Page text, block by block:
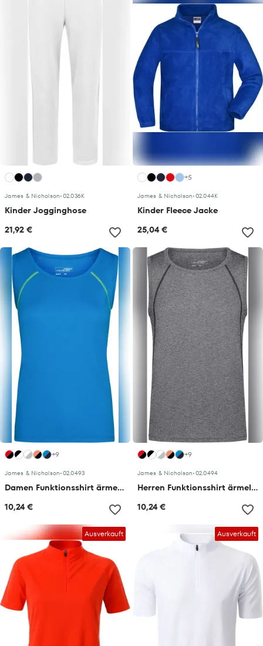
James & Nicholson•02.036K
Kinder Jogginghose
21,92 €
+5
James & Nicholson•02.044K
Kinder Fleece Jacke
25,04 €
+9
James & Nicholson•02.0493
Damen Funktionsshirt ärmellos
10,24 €
+9
James & Nicholson•02.0494
Herren Funktionsshirt ärmellos
10,24 €
Ausverkauft Ausverkauft